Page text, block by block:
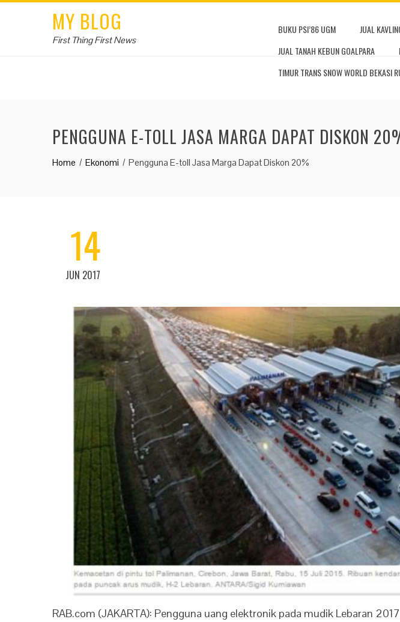
MY BLOG
First Thing First News
BUKU PSI’86 UGM JUAL
JUAL TANAH KEBUN GOALPARA
TIMUR TRANS SNOW WORLD BEKASI
PENGGUNA E-TOLL JASA MARGA DAPAT DISKON
Home Ekonomi Pengguna E-toll Jasa Marga Dapat Diskon 20%
14
JUN 2017
RAB.com (JAKARTA): Pengguna uang elektronik pada mudik Lebaran